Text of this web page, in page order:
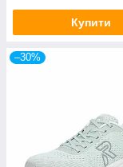
Купити
–30%